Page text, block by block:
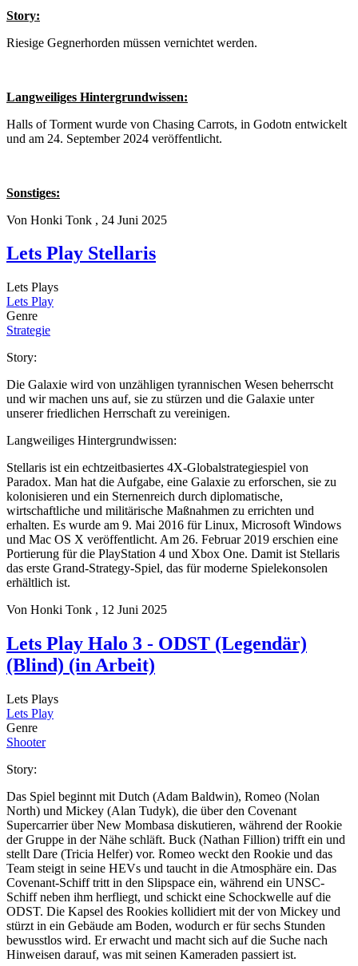
Story:
Riesige Gegnerhorden müssen vernichtet werden.
Langweiliges Hintergrundwissen:
Halls of Torment wurde von Chasing Carrots, in Godotn entwickelt
und am 24. September 2024 veröffentlicht.
Sonstiges:
Von Honki Tonk , 24 Juni 2025
Lets Play Stellaris
Lets Plays
Lets Play
Genre
Strategie
Story:
Die Galaxie wird von unzähligen tyrannischen Wesen beherrscht
und wir machen uns auf, sie zu stürzen und die Galaxie unter
unserer friedlichen Herrschaft zu vereinigen.
Langweiliges Hintergrundwissen:
Stellaris ist ein echtzeitbasiertes 4X-Globalstrategiespiel von
Paradox. Man hat die Aufgabe, eine Galaxie zu erforschen, sie zu
kolonisieren und ein Sternenreich durch diplomatische,
wirtschaftliche und militärische Maßnahmen zu errichten und
erhalten. Es wurde am 9. Mai 2016 für Linux, Microsoft Windows
und Mac OS X veröffentlicht. Am 26. Februar 2019 erschien eine
Portierung für die PlayStation 4 und Xbox One. Damit ist Stellaris
das erste Grand-Strategy-Spiel, das für moderne Spielekonsolen
erhältlich ist.
Von Honki Tonk , 12 Juni 2025
Lets Play Halo 3 - ODST (Legendär)
(Blind) (in Arbeit)
Lets Plays
Lets Play
Genre
Shooter
Story:
Das Spiel beginnt mit Dutch (Adam Baldwin), Romeo (Nolan
North) und Mickey (Alan Tudyk), die über den Covenant
Supercarrier über New Mombasa diskutieren, während der Rookie
der Gruppe in der Nähe schläft. Buck (Nathan Fillion) trifft ein und
stellt Dare (Tricia Helfer) vor. Romeo weckt den Rookie und das
Team steigt in seine HEVs und taucht in die Atmosphäre ein. Das
Covenant-Schiff tritt in den Slipspace ein, während ein UNSC-
Schiff neben ihm herfliegt, und schickt eine Schockwelle auf die
ODST. Die Kapsel des Rookies kollidiert mit der von Mickey und
stürzt in ein Gebäude am Boden, wodurch er für sechs Stunden
bewusstlos wird. Er erwacht und macht sich auf die Suche nach
Hinweisen darauf, was mit seinen Kameraden passiert ist.